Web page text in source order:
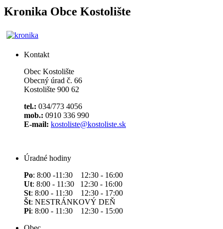
Kronika Obce Kostolište
Kontakt
Obec Kostolište
Obecný úrad č. 66
Kostolište 900 62
tel.: 034/773 4056
mob.: 0910 336 990
E-mail: kostoliste@kostoliste.sk
Úradné hodiny
Po: 8:00 -11:30 12:30 - 16:00
Ut: 8:00 - 11:30 12:30 - 16:00
St: 8:00 - 11:30 12:30 - 17:00
Št: NESTRÁNKOVÝ DEŇ
Pi: 8:00 - 11:30 12:30 - 15:00